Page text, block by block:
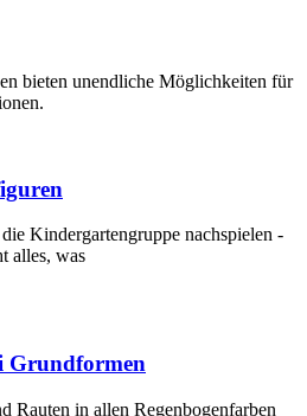
bieten unendliche Möglichkeiten für
Kindergartengruppe nachspielen -
alles, was
Grundformen
Rauten in allen Regenbogenfarben